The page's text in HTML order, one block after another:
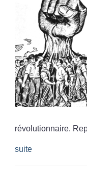
révolutionnaire.
suite